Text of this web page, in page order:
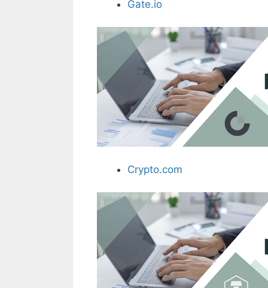
Gate.io
Crypto.com